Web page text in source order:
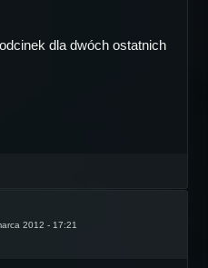
dla dwóch ostatnich
2012 - 17:21